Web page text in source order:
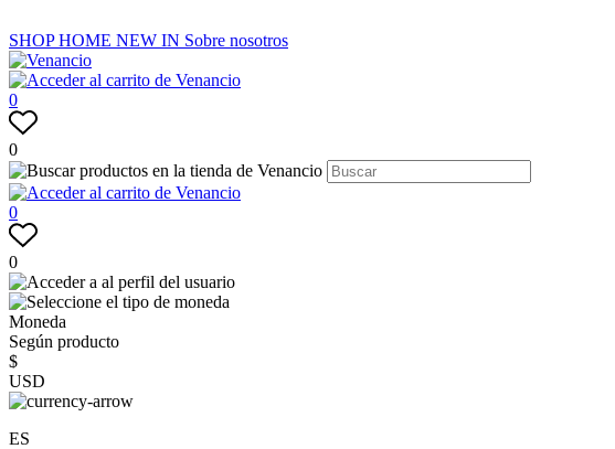
SHOPHOME NEW IN Sobre nosotros
0
0
0
0
Moneda
Según producto
$
USD
ES